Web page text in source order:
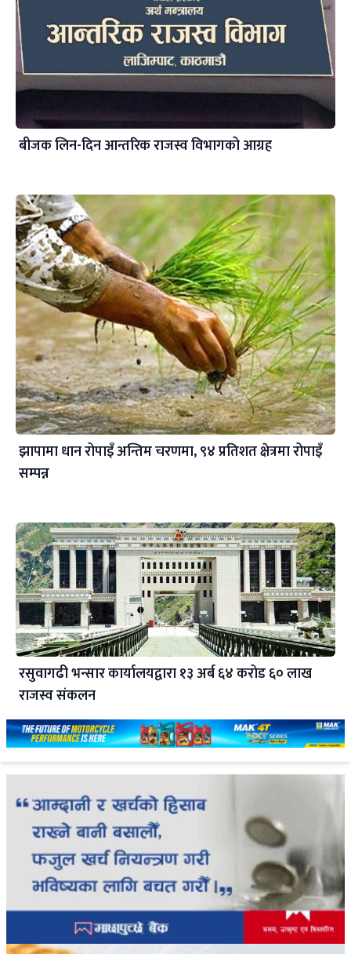
बीजक लिन-दिन आन्तरिक राजस्व विभागको आग्रह
झापामा धान रोपाइँ अन्तिम चरणमा, ९४ प्रतिशत क्षेत्रमा रोपाइँ
सम्पन्न
रसुवागढी भन्सार कार्यालयद्वारा १३ अर्ब ६४ करोड ६० लाख
राजस्व संकलन